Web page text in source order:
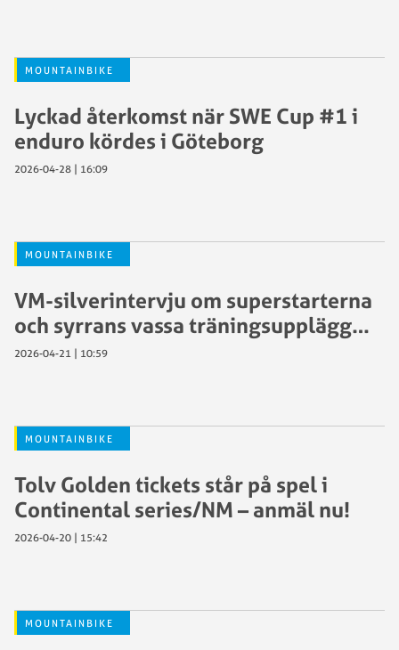
MOUNTAINBIKE
Lyckad återkomst när SWE Cup #1 i
enduro kördes i Göteborg
2026-04-28 | 16:09
MOUNTAINBIKE
VM-silverintervju om superstarterna
och syrrans vassa träningsupplägg…
2026-04-21 | 10:59
MOUNTAINBIKE
Tolv Golden tickets står på spel i
Continental series/NM – anmäl nu!
2026-04-20 | 15:42
MOUNTAINBIKE